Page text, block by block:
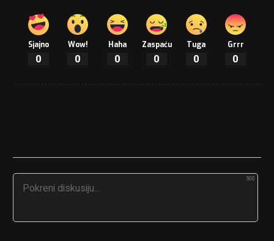
Sjajno
0
Wow!
0
Haha
0
Zaspaću
0
Tuga
0
Grrr
0
500